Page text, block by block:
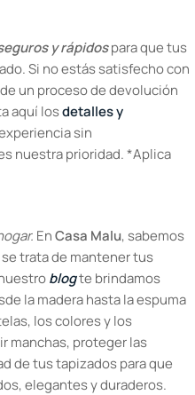
y rápidospara que tus
Si no estás satisfecho con
un proceso de devolución
aquí losdetalles y
sin
nuestra prioridad. *Aplica
EnCasa Malu, sabemos
trata de mantener tus
blogte brindamos
la madera hasta la espuma
los colores y los
manchas, proteger las
de tus tapizados para que
elegantes y duraderos.